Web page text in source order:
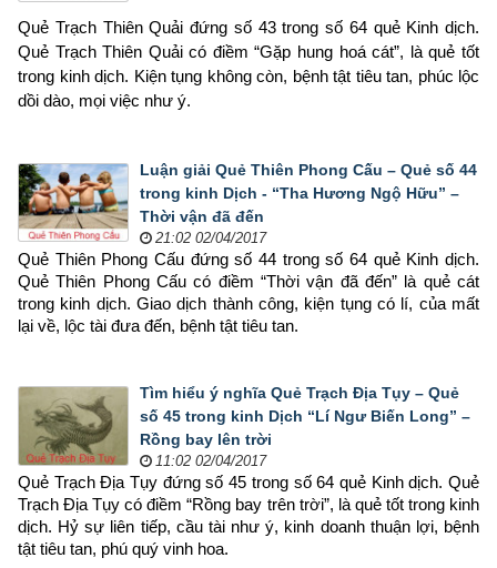
Quẻ Trạch Thiên Quải đứng số 43 trong số 64 quẻ Kinh dịch.
Quẻ Trạch Thiên Quải có điềm “Gặp hung hoá cát”, là quẻ tốt
trong kinh dịch. Kiện tụng không còn, bệnh tật tiêu tan, phúc lộc
dồi dào, mọi việc như ý.
Luận giải Quẻ Thiên Phong Cấu – Quẻ số 44
trong kinh Dịch - “Tha Hương Ngộ Hữu” –
Thời vận đã đến
21:02 02/04/2017
Quẻ Thiên Phong Cấu đứng số 44 trong số 64 quẻ Kinh dịch.
Quẻ Thiên Phong Cấu có điềm “Thời vận đã đến” là quẻ cát
trong kinh dịch. Giao dịch thành công, kiện tụng có lí, của mất
lại về, lộc tài đưa đến, bệnh tật tiêu tan.
Tìm hiểu ý nghĩa Quẻ Trạch Địa Tụy – Quẻ
số 45 trong kinh Dịch “Lí Ngư Biến Long” –
Rồng bay lên trời
11:02 02/04/2017
Quẻ Trạch Địa Tụy đứng số 45 trong số 64 quẻ Kinh dịch. Quẻ
Trạch Địa Tụy có điềm “Rồng bay trên trời”, là quẻ tốt trong kinh
dịch. Hỷ sự liên tiếp, cầu tài như ý, kinh doanh thuận lợi, bệnh
tật tiêu tan, phú quý vinh hoa.